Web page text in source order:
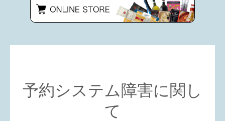
予約システム障害に関し
て